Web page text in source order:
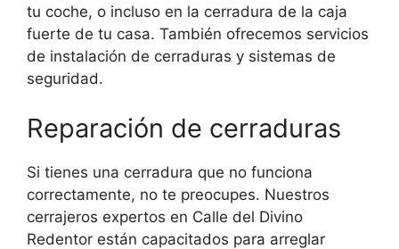
tu coche, o incluso en la cerradura de la caja
fuerte de tu casa. También ofrecemos servicios
de instalación de cerraduras y sistemas de
seguridad.
Reparación de cerraduras
Si tienes una cerradura que no funciona
correctamente, no te preocupes. Nuestros
cerrajeros expertos en Calle del Divino
Redentor están capacitados para arreglar